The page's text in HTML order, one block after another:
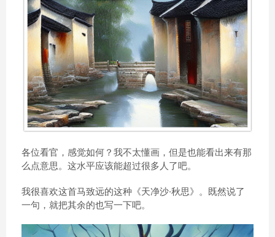
各位看官，感觉如何？我不太懂画，但是也能看出来有那
么点意思。这水平应该能超过很多人了吧。
我很喜欢这首马致远的这种《天净沙·秋思》。既然说了
一句，就把其余的也写一下吧。